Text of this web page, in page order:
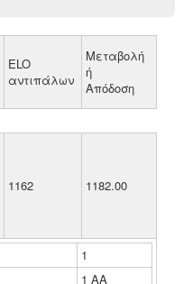
ELO
αντιπάλων
Μεταβολή
ή
Απόδοση
1162 1182.00
1
1 ΑΑ